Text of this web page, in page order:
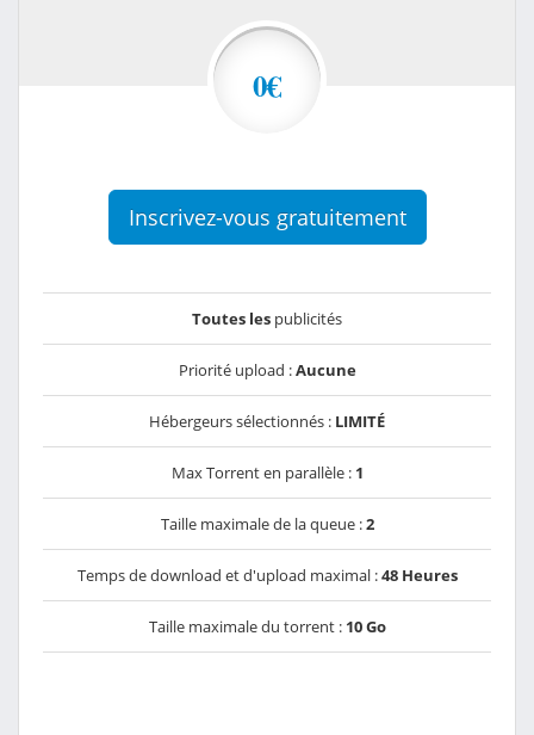
0€
Inscrivez-vous gratuitement
Toutes les publicités
Priorité upload :Aucune
Hébergeurs sélectionnés : LIMITÉ
Max Torrent en parallèle : 1
Taille maximale de la queue :2
Temps de download et d'upload maximal :48 Heures
Taille maximale du torrent : 10 Go